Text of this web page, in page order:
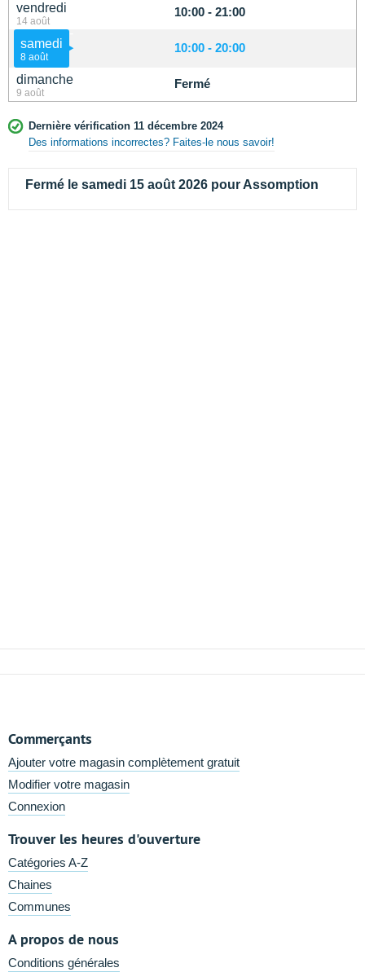
vendredi
14 août
10:00 - 21:00
samedi
8 août
10:00 - 20:00
dimanche
9 août
Fermé
Dernière vérification 11 décembre 2024
Des informations incorrectes? Faites-le nous savoir!
Fermé le samedi 15 août 2026 pour Assomption
Commerçants
Ajouter votre magasin complètement gratuit
Modifier votre magasin
Connexion
Trouver les heures d'ouverture
Catégories A-Z
Chaines
Communes
A propos de nous
Conditions générales